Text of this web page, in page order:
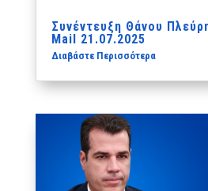
Συνέντευξη Θάνου
Mail 21.07.2025
Διαβάστε Περισσότερα